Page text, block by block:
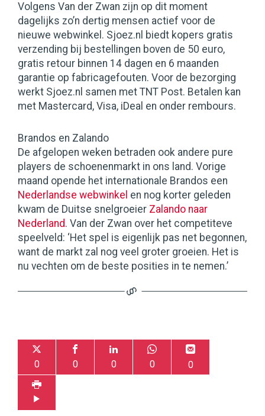
Volgens Van der Zwan zijn op dit moment
dagelijks zo’n dertig mensen actief voor de
nieuwe webwinkel. Sjoez.nl biedt kopers gratis
verzending bij bestellingen boven de 50 euro,
gratis retour binnen 14 dagen en 6 maanden
garantie op fabricagefouten. Voor de bezorging
werkt Sjoez.nl samen met TNT Post. Betalen kan
met Mastercard, Visa, iDeal en onder rembours.
Brandos en Zalando
De afgelopen weken betraden ook andere pure
players de schoenenmarkt in ons land. Vorige
maand opende het internationale Brandos een
Nederlandse webwinkel en nog korter geleden
kwam de Duitse snelgroeier Zalando naar
Nederland. Van der Zwan over het competiteve
speelveld: ‘Het spel is eigenlijk pas net begonnen,
want de markt zal nog veel groter groeien. Het is
nu vechten om de beste posities in te nemen.’
0 0 0 0 0